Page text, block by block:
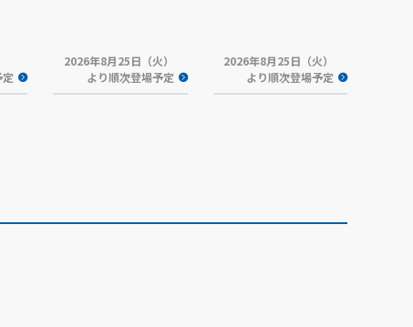
2026年8月25日（火）
より順次登場予定
2026年8月25日（火）
より順次登場予定